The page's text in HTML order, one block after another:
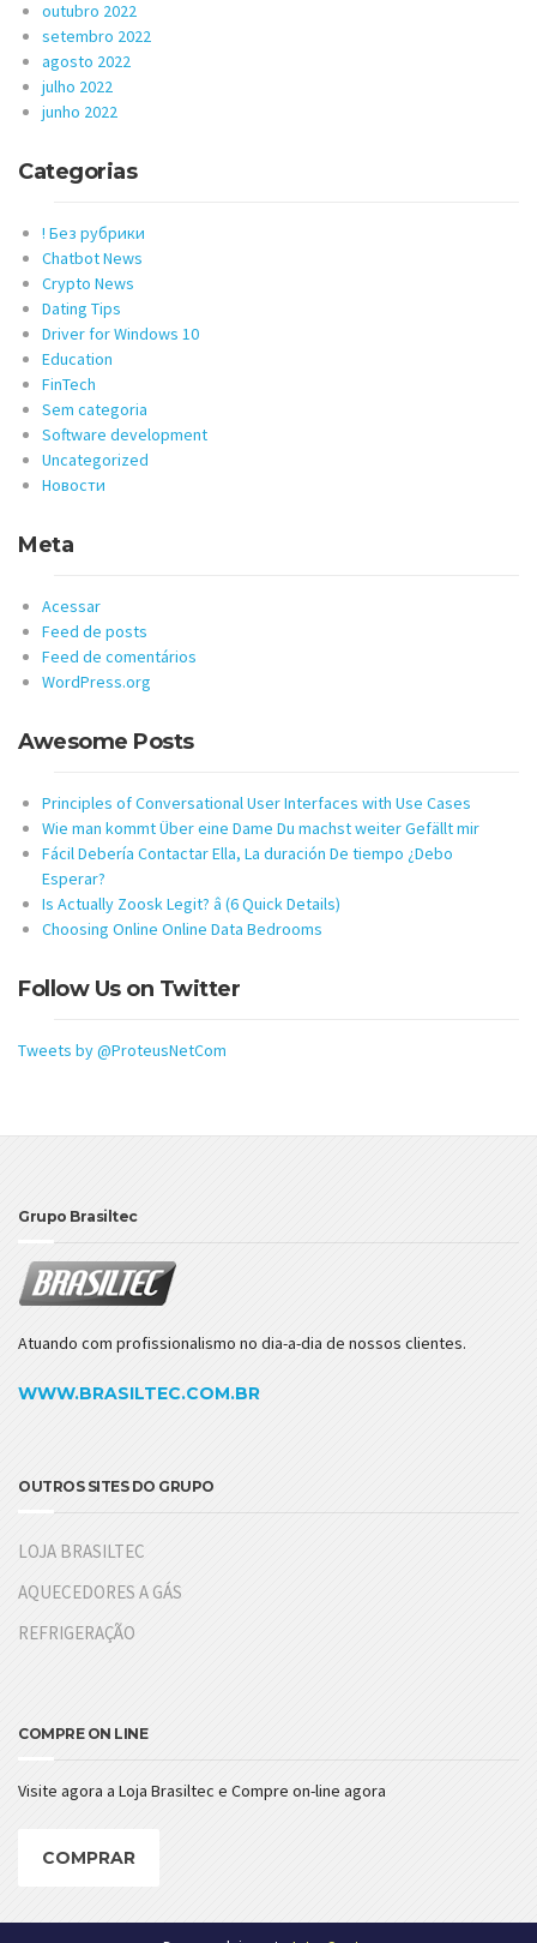
outubro 2022
setembro 2022
agosto 2022
julho 2022
junho 2022
Categorias
! Без рубрики
Chatbot News
Crypto News
Dating Tips
Driver for Windows 10
Education
FinTech
Sem categoria
Software development
Uncategorized
Новости
Meta
Acessar
Feed de posts
Feed de comentários
WordPress.org
Awesome Posts
Principles of Conversational User Interfaces with Use Cases
Wie man kommt Über eine Dame Du machst weiter Gefällt mir
Fácil Debería Contactar Ella, La duración De tiempo ¿Debo
Esperar?
Is Actually Zoosk Legit? â (6 Quick Details)
Choosing Online Online Data Bedrooms
Follow Us on Twitter
Tweets by @ProteusNetCom
Grupo Brasiltec
Atuando com profissionalismo no dia-a-dia de nossos clientes.
WWW.BRASILTEC.COM.BR
OUTROS SITES DO GRUPO
LOJA BRASILTEC
AQUECEDORES A GÁS
REFRIGERAÇÃO
COMPRE ON LINE
Visite agora a Loja Brasiltec e Compre on-line agora
COMPRAR